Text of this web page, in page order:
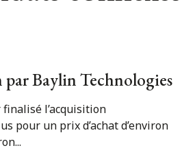
par Baylin Technologies
finalisé l’acquisition
pour un prix d’achat d’environ